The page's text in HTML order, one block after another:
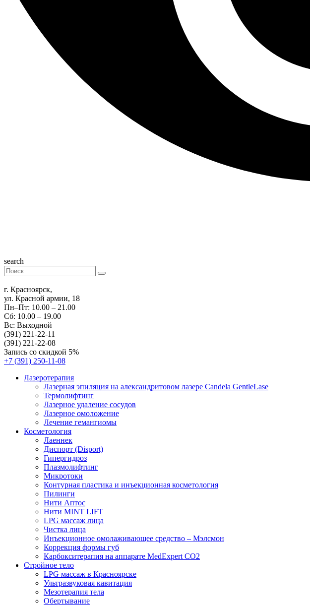
search
г. Красноярск,
ул. Красной армии, 18
Пн–Пт: 10.00 – 21.00
Сб: 10.00 – 19.00
Вс: Выходной
(391) 221-22-11
(391) 221-22-08
Запись со скидкой 5%
+7 (391) 250-11-08
Лазеротерапия
Лазерная эпиляция на александритовом лазере Candela GentleLase
Термолифтинг
Лазерное удаление сосудов
Лазерное омоложение
Лечение гемангиомы
Косметология
Лаеннек
Диспорт (Disport)
Гипергидроз
Плазмолифтинг
Микротоки
Контурная пластика и инъекционная косметология
Пилинги
Нити Аптос
Нити MINT LIFT
LPG массаж лица
Чистка лица
Инъекционное омолаживающее средство – Мэлсмон
Коррекция формы губ
Карбокситерапия на аппарате MedExpert CO2
Стройное тело
LPG массаж в Красноярске
Ультразвуковая кавитация
Мезотерапия тела
Обертывание